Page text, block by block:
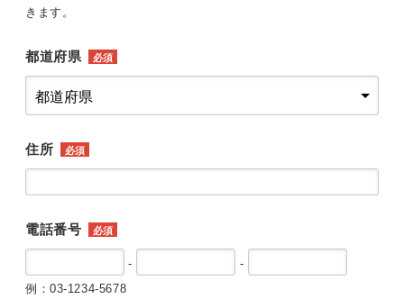
きます。
都道府県 必須
住所 必須
電話番号 必須
-
-
例：03-1234-5678